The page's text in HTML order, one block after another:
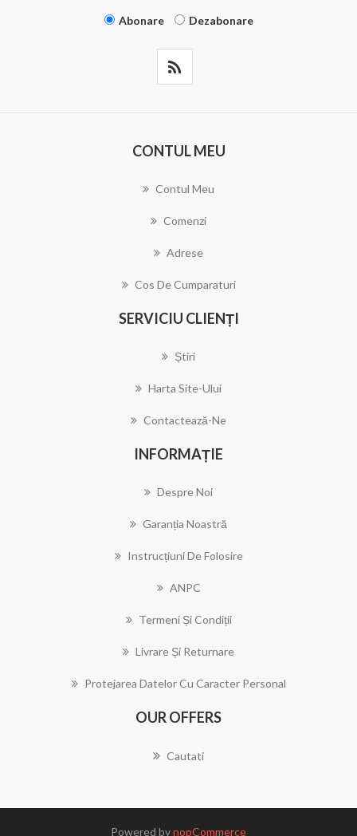
Abonare Dezabonare
CONTUL MEU
Contul Meu
Comenzi
Adrese
Cos De Cumparaturi
SERVICIU CLIENȚI
Știri
Harta Site-Ului
Contactează-Ne
INFORMAȚIE
Despre Noi
Garanția Noastră
Instrucțiuni De Folosire
ANPC
Termeni Și Condiții
Livrare Și Returnare
Protejarea Datelor Cu Caracter Personal
OUR OFFERS
Cautati
Powered bynopCommerce